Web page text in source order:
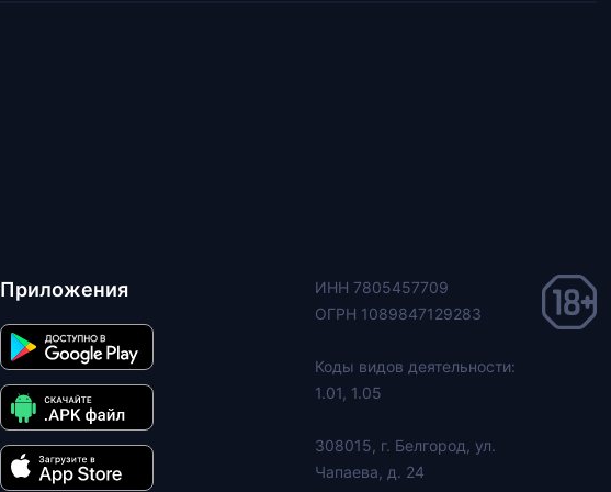
Приложения
ИНН 7805457709
ОГРН 1089847129283
Коды видов деятельности:
1.01, 1.05
308015, г. Белгород, ул.
Чапаева, д. 24